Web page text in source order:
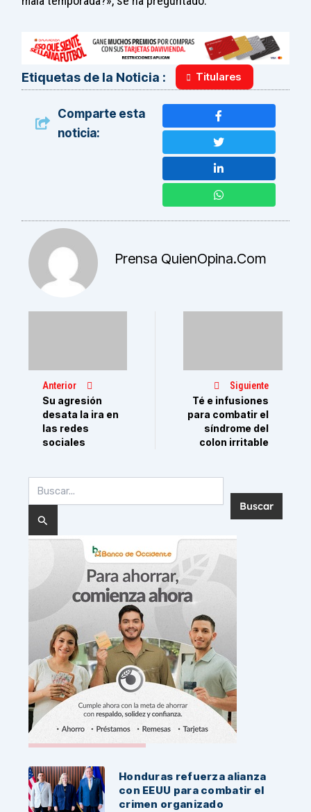
Etiquetas de la Noticia : Titulares
Comparte esta
noticia:
Prensa QuienOpina.com
Anterior
Su agresión
desata la ira en
las redes
sociales
Siguiente
Té e infusiones
para combatir el
síndrome del
colon irritable
por:
Noticias Recientes:
Honduras refuerza alianza
con EEUU para combatir el
crimen organizado